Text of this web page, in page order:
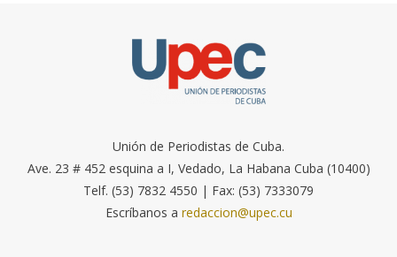
Unión de Periodistas de Cuba.
Ave. 23 # 452 esquina a I, Vedado, La Habana Cuba (10400)
Telf. (53) 7832 4550 | Fax: (53) 7333079
Escríbanos a redaccion@upec.cu